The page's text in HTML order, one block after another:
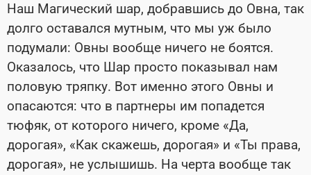
Наш Магический шар, добравшись до Овна, так
долго оставался мутным, что мы уж было
подумали: Овны вообще ничего не боятся.
Оказалось, что Шар просто показывал нам
половую тряпку. Вот именно этого Овны и
опасаются: что в партнеры им попадется
тюфяк, от которого ничего, кроме «Да,
дорогая», «Как скажешь, дорогая» и «Ты права,
дорогая», не услышишь. На черта вообще так